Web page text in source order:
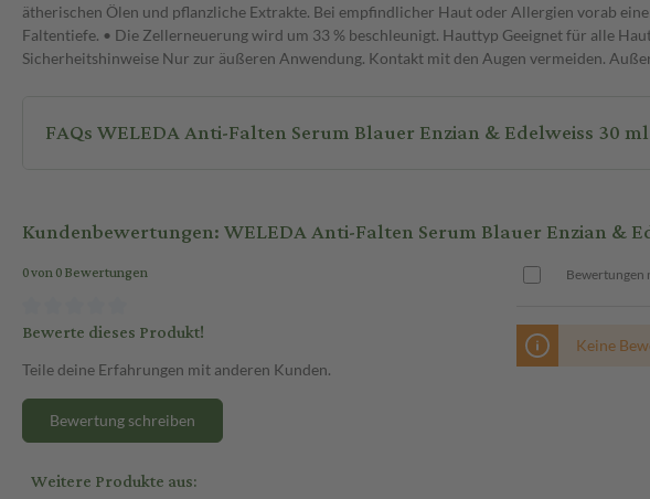
ätherischen Ölen und pflanzliche Extrakte. Bei empfindlicher Haut oder Allergien vorab
Faltentiefe. • Die Zellerneuerung wird um 33 % beschleunigt. Hauttyp Geeignet für alle
Sicherheitshinweise Nur zur äußeren Anwendung. Kontakt mit den Augen vermeiden.
FAQs WELEDA Anti-Falten Serum Blauer Enzian & Edelweiss 30
Kundenbewertungen: WELEDA Anti-Falten Serum Blauer Enzian &
0 von 0 Bewertungen
Bewerte dieses Produkt!
Teile deine Erfahrungen mit anderen Kunden.
Bewertung schreiben
Bewertungen
Keine
Weitere Produkte aus: